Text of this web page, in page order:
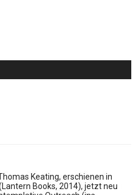
Keating, erschienen in
Books, 2014), jetzt neu